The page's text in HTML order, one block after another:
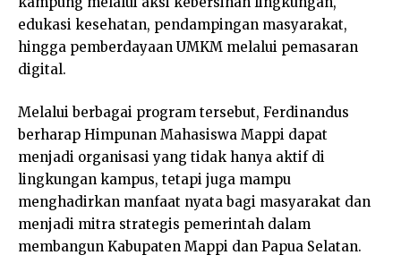
edukasi kesehatan, pendampingan masyarakat,
hingga pemberdayaan UMKM melalui pemasaran
digital.
Melalui berbagai program tersebut, Ferdinandus
berharap Himpunan Mahasiswa Mappi dapat
menjadi organisasi yang tidak hanya aktif di
lingkungan kampus, tetapi juga mampu
menghadirkan manfaat nyata bagi masyarakat dan
menjadi mitra strategis pemerintah dalam
membangun Kabupaten Mappi dan Papua Selatan.